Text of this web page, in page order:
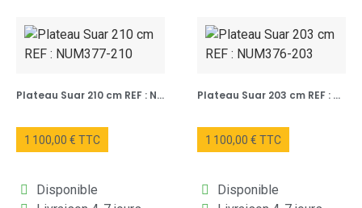
Plateau Suar 210 cm REF : NUM377-210
1 100,00 € TTC
Disponible
Plateau Suar 203 cm REF : NUM376-203
1 100,00 € TTC
Disponible